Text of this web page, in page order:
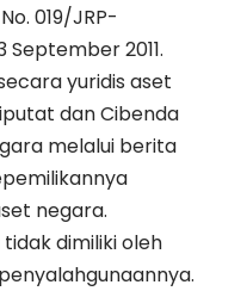
019/JRP-
September 2011.
yuridis aset
dan Cibenda
melalui berita
negara.
dimiliki oleh